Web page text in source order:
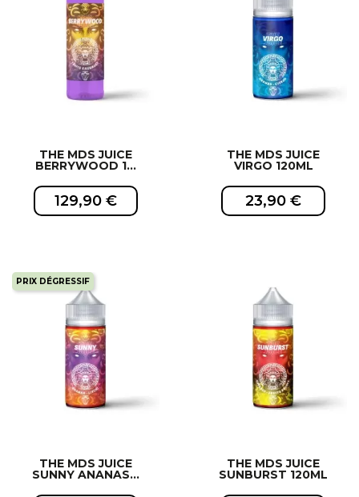
EXCLUSIVITÉ WEB ! EXCLUSIVITÉ WEB !
THE MDS JUICE
BERRYWOOD 1...
129,90 €
EXCLUSIVITÉ WEB !
THE MDS JUICE
VIRGO 120ML
23,90 €
EXCLUSIVITÉ WEB !
PRIX DÉGRESSIF
THE MDS JUICE
SUNNY ANANAS...
THE MDS JUICE
SUNBURST 120ML